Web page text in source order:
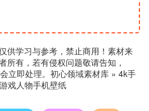
供学习与参考，禁止商用！素材来
所有，若有侵权问题敬请告知，
立即处理。 初心领域素材库 » 4k手
戏人物手机壁纸